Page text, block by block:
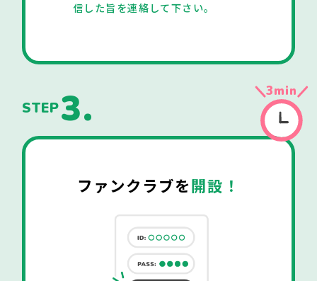
信した旨を連絡して下さい。
STEP3.
ファンクラブを開設！
3min